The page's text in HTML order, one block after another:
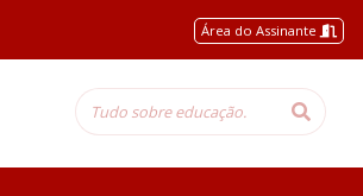
Área do Assinante